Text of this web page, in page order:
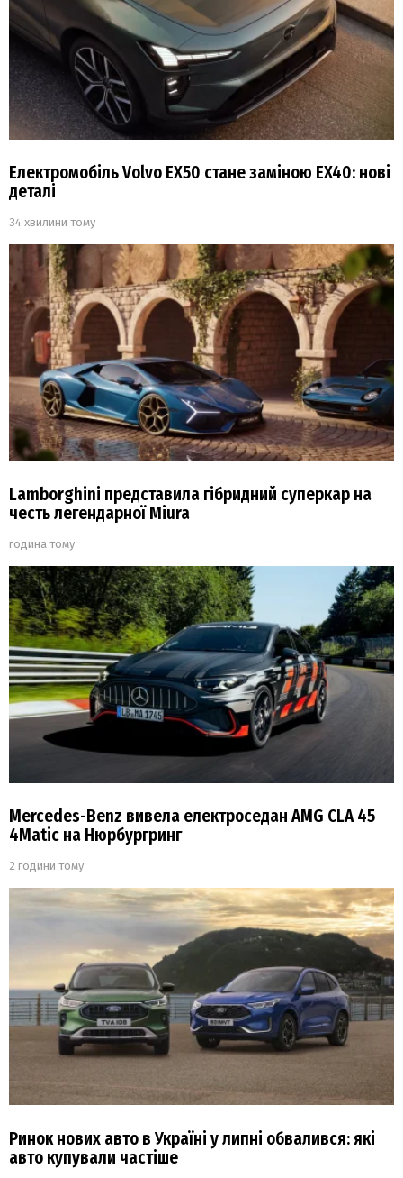
Електромобіль Volvo EX50 стане заміною EX40: нові
деталі
34 хвилини тому
Lamborghini представила гібридний суперкар на
честь легендарної Miura
година тому
Mercedes-Benz вивела електроседан AMG CLA 45
4Matic на Нюрбургринг
2 години тому
Ринок нових авто в Україні у липні обвалився: які
авто купували частіше